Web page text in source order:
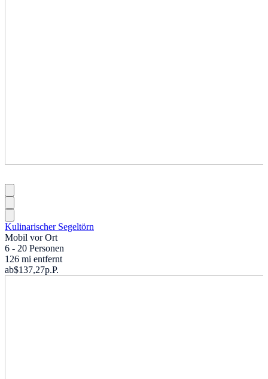
Kulinarischer Segeltörn
Mobil vor Ort
6 - 20 Personen
126 mi entfernt
ab$137,27p.P.